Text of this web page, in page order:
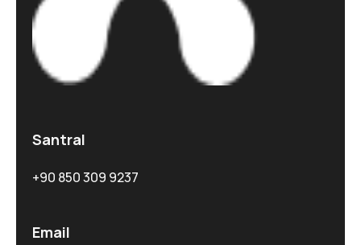
Santral
+90 850 309 9237
Email